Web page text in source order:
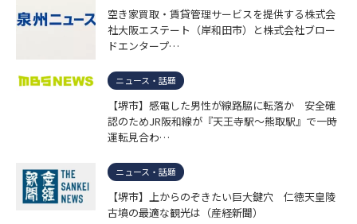
空き家買取・賃貸管理サービスを提供する株式会
社大阪エステート（岸和田市）と株式会社ブロー
ドエンタープ…
ニュース・話題
【堺市】感電した男性が線路脇に転落か 安全確
認のためJR阪和線が『天王寺駅～熊取駅』で一時
運転見合わ…
ニュース・話題
【堺市】上からのぞきたい巨大鍵穴 仁徳天皇陵
古墳の最適な観光は（産経新聞）